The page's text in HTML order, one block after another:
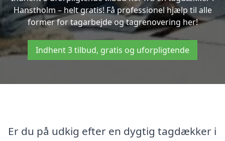
Hanstholm – helt gratis! Få professionel hjælp til alle
former for tagarbejde og tagrenovering her!
Indhent 3 tilbud, gratis og uforpligtende
Er du på udkig efter en dygtig tagdækker i